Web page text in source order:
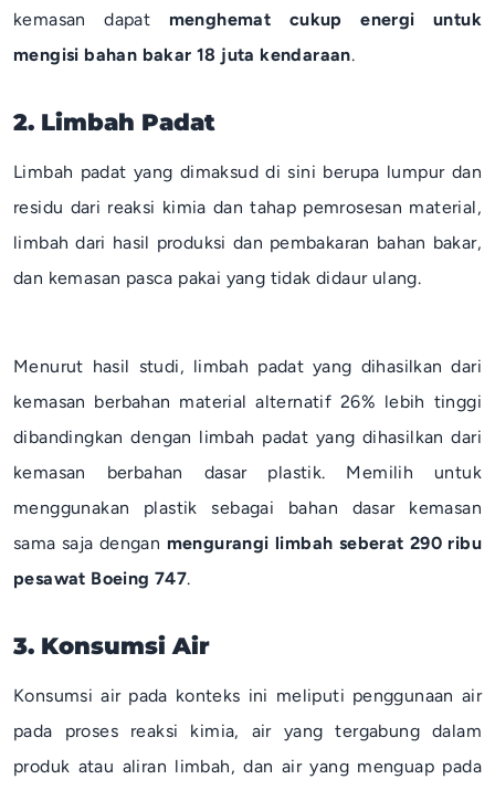
kemasan dapat menghemat cukup energi untuk
mengisi bahan bakar 18 juta kendaraan.
2. Limbah Padat
Limbah padat yang dimaksud di sini berupa lumpur dan
residu dari reaksi kimia dan tahap pemrosesan material,
limbah dari hasil produksi dan pembakaran bahan bakar,
dan kemasan pasca pakai yang tidak didaur ulang.
Menurut hasil studi, limbah padat yang dihasilkan dari
kemasan berbahan material alternatif 26% lebih tinggi
dibandingkan dengan limbah padat yang dihasilkan dari
kemasan berbahan dasar plastik. Memilih untuk
menggunakan plastik sebagai bahan dasar kemasan
sama saja dengan mengurangi limbah seberat 290 ribu
pesawat Boeing 747.
3. Konsumsi Air
Konsumsi air pada konteks ini meliputi penggunaan air
pada proses reaksi kimia, air yang tergabung dalam
produk atau aliran limbah, dan air yang menguap pada